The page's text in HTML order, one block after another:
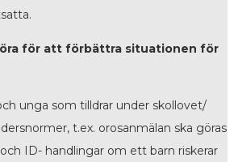
för att förbättra situationen för
unga som tilldrar under skollovet/
t.ex. orosanmälan ska göras
ID- handlingar om ett barn riskerar